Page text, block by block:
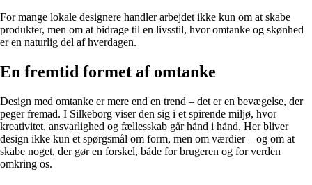
For mange lokale designere handler arbejdet ikke kun om at skabe
produkter, men om at bidrage til en livsstil, hvor omtanke og skønhed
er en naturlig del af hverdagen.
En fremtid formet af omtanke
Design med omtanke er mere end en trend – det er en bevægelse, der
peger fremad. I Silkeborg viser den sig i et spirende miljø, hvor
kreativitet, ansvarlighed og fællesskab går hånd i hånd. Her bliver
design ikke kun et spørgsmål om form, men om værdier – og om at
skabe noget, der gør en forskel, både for brugeren og for verden
omkring os.